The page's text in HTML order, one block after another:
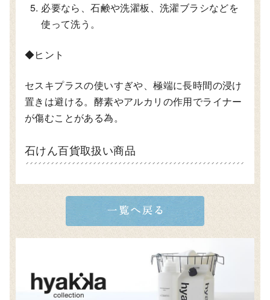
必要なら、石鹸や洗濯板、洗濯ブラシなどを
使って洗う。
◆ヒント
セスキプラスの使いすぎや、極端に長時間の浸け
置きは避ける。酵素やアルカリの作用でライナー
が傷むことがある為。
石けん百貨取扱い商品